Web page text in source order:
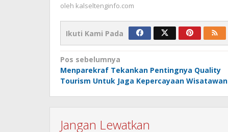
oleh kalseltenginfo.com
Ikuti Kami Pada
Navigasi
pos
Pos sebelumnya
Menparekraf Tekankan Pentingnya Quality
Tourism Untuk Jaga Kepercayaan Wisatawan
Jangan Lewatkan